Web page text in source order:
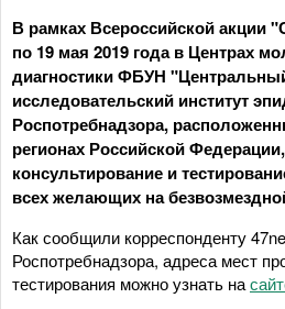
В рамках Всероссийской
по 19 мая 2019 года в Центрах
диагностики ФБУН
исследовательский институт
Роспотребнадзора,
регионах Российской
консультирование и
всех желающих на
Как сообщили корреспонденту
Роспотребнадзора, адреса мест
тестирования можно узнать на